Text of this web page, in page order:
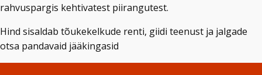
rahvuspargis kehtivatest piirangutest.
Hind sisaldab tõukekelkude renti, giidi teenust ja jalgade
otsa pandavaid jääkingasid